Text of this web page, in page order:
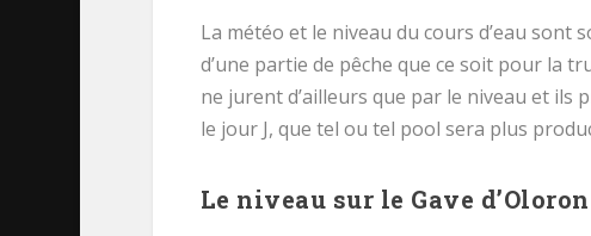
La météo et le niveau du cours d’eau
d’une partie de pêche que ce soit pour la
ne jurent d’ailleurs que par le niveau et
le jour J, que tel ou tel pool sera plus
Le niveau sur le Gave